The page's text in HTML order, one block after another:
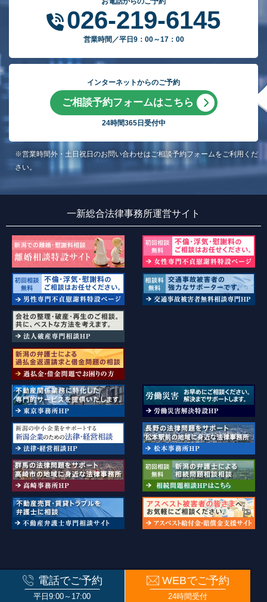
026-219-6145
営業時間／平日9：00～17：00
インターネットからのご予約
ご相談予約フォームはこちら
24時間365日受付中
※営業時間外・土日祝日のお問い合わせはご相談予約フォームをご利用くだ
さい。
一新総合法律事務所運営サイト
新潟県弁護士会・長野県弁護士会・群馬弁護士会・東京弁護士会所属
© ISSHIN PARTNERS. All rights reserved.
電話でご予約
平日9:00～17:00
WEBでご予約
24時間受付